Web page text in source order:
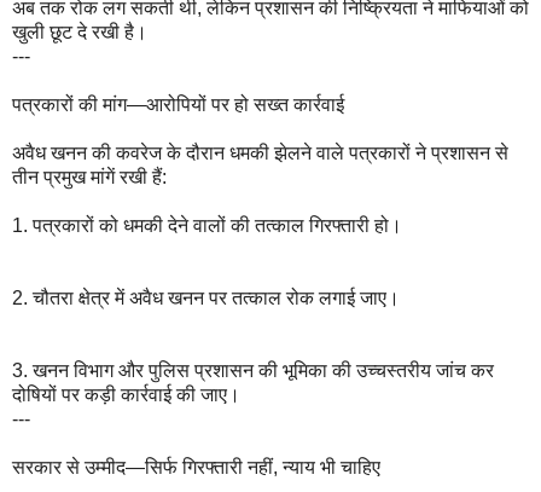
अब तक रोक लग सकती थी, लेकिन प्रशासन की निष्क्रियता ने माफियाओं को
खुली छूट दे रखी है।
---
पत्रकारों की मांग—आरोपियों पर हो सख्त कार्रवाई
अवैध खनन की कवरेज के दौरान धमकी झेलने वाले पत्रकारों ने प्रशासन से
तीन प्रमुख मांगें रखी हैं:
1. पत्रकारों को धमकी देने वालों की तत्काल गिरफ्तारी हो।
2. चौतरा क्षेत्र में अवैध खनन पर तत्काल रोक लगाई जाए।
3. खनन विभाग और पुलिस प्रशासन की भूमिका की उच्चस्तरीय जांच कर
दोषियों पर कड़ी कार्रवाई की जाए।
---
सरकार से उम्मीद—सिर्फ गिरफ्तारी नहीं, न्याय भी चाहिए